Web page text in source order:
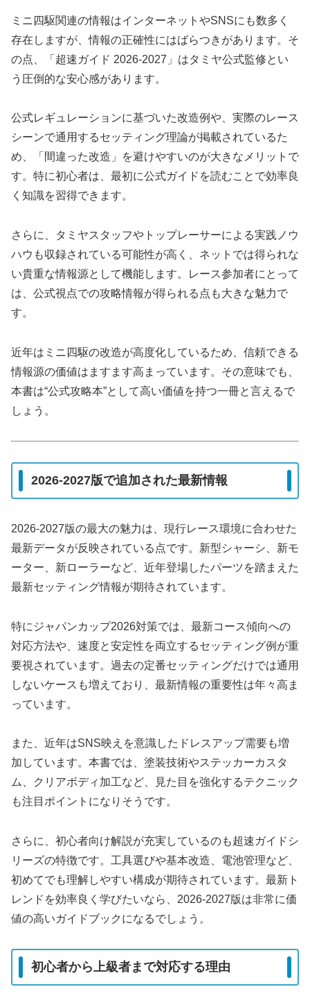
ミニ四駆関連の情報はインターネットやSNSにも数多く
存在しますが、情報の正確性にはばらつきがあります。そ
の点、「超速ガイド 2026-2027」はタミヤ公式監修とい
う圧倒的な安心感があります。
公式レギュレーションに基づいた改造例や、実際のレース
シーンで通用するセッティング理論が掲載されているた
め、「間違った改造」を避けやすいのが大きなメリットで
す。特に初心者は、最初に公式ガイドを読むことで効率良
く知識を習得できます。
さらに、タミヤスタッフやトップレーサーによる実践ノウ
ハウも収録されている可能性が高く、ネットでは得られな
い貴重な情報源として機能します。レース参加者にとって
は、公式視点での攻略情報が得られる点も大きな魅力で
す。
近年はミニ四駆の改造が高度化しているため、信頼できる
情報源の価値はますます高まっています。その意味でも、
本書は“公式攻略本”として高い価値を持つ一冊と言えるで
しょう。
2026-2027版で追加された最新情報
2026-2027版の最大の魅力は、現行レース環境に合わせた
最新データが反映されている点です。新型シャーシ、新モ
ーター、新ローラーなど、近年登場したパーツを踏まえた
最新セッティング情報が期待されています。
特にジャパンカップ2026対策では、最新コース傾向への
対応方法や、速度と安定性を両立するセッティング例が重
要視されています。過去の定番セッティングだけでは通用
しないケースも増えており、最新情報の重要性は年々高ま
っています。
また、近年はSNS映えを意識したドレスアップ需要も増
加しています。本書では、塗装技術やステッカーカスタ
ム、クリアボディ加工など、見た目を強化するテクニック
も注目ポイントになりそうです。
さらに、初心者向け解説が充実しているのも超速ガイドシ
リーズの特徴です。工具選びや基本改造、電池管理など、
初めてでも理解しやすい構成が期待されています。最新ト
レンドを効率良く学びたいなら、2026-2027版は非常に価
値の高いガイドブックになるでしょう。
初心者から上級者まで対応する理由